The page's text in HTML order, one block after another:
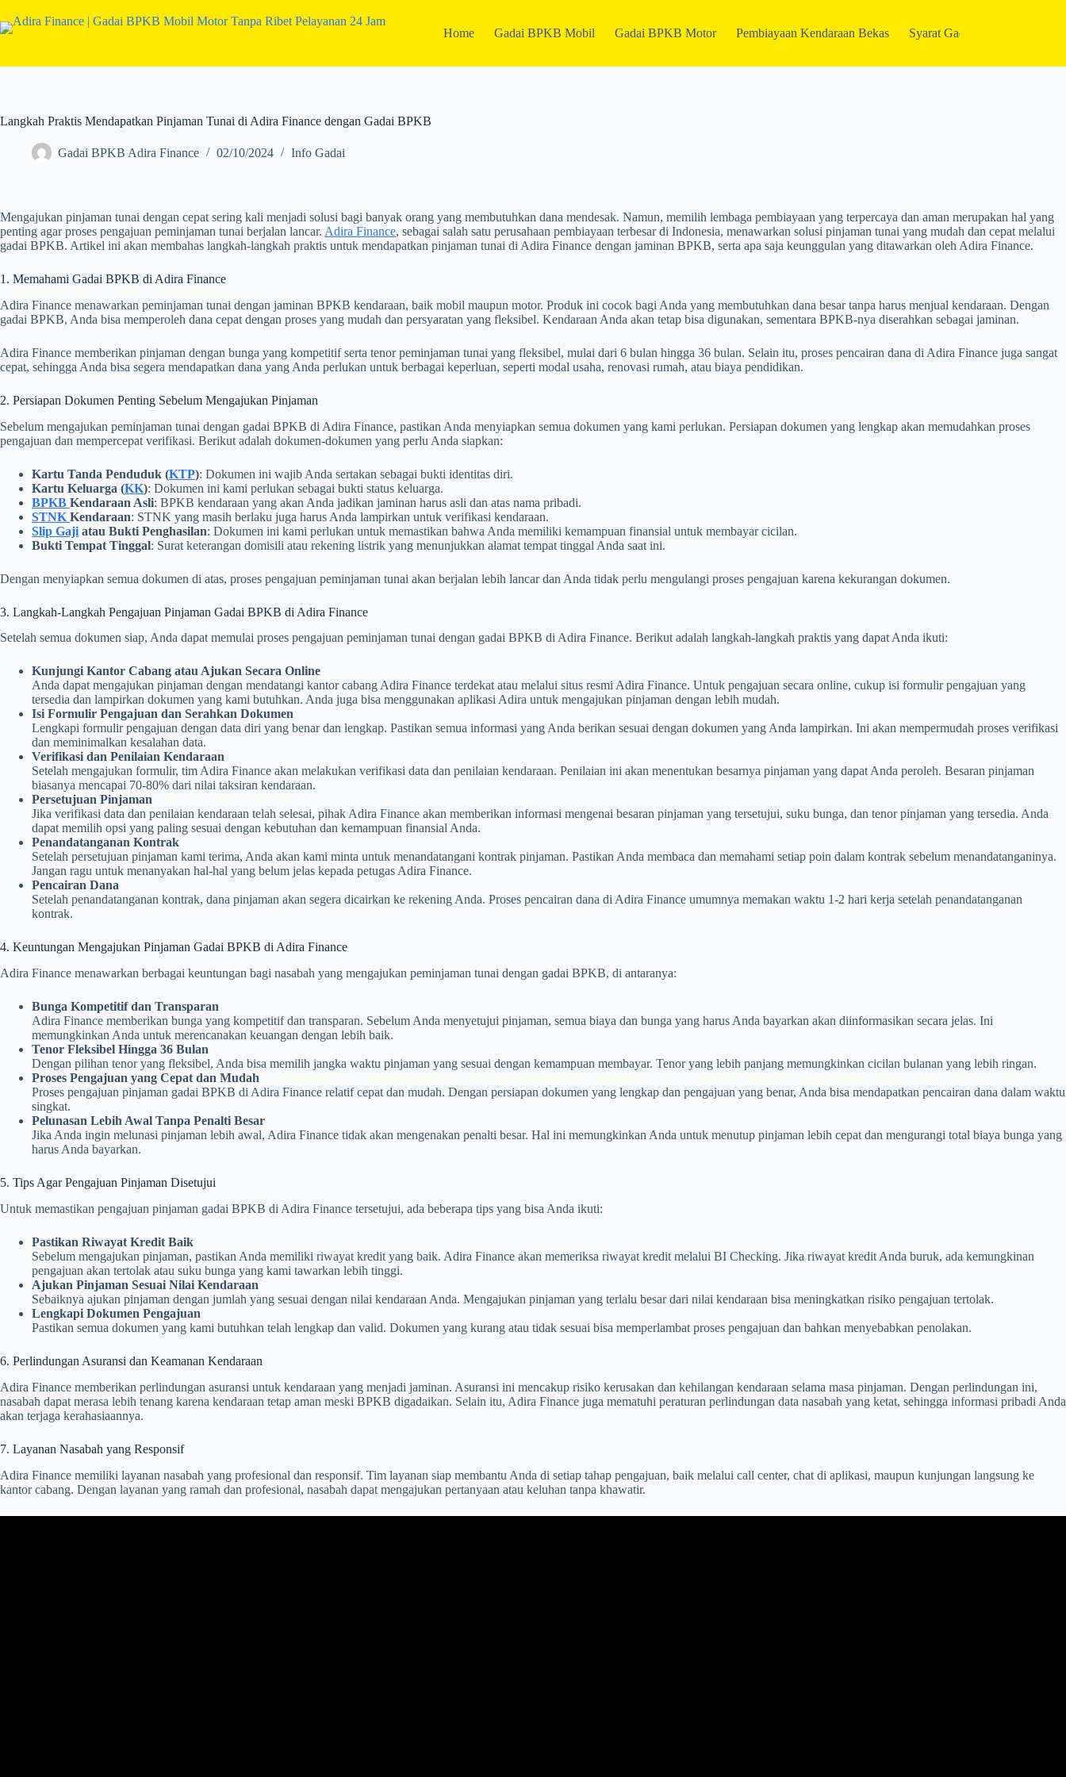
Home Gadai BPKB Mobil Gadai BPKB Motor Pembiayaan Kendaraan Bekas Syarat Gadai BPKB
Langkah Praktis Mendapatkan Pinjaman Tunai di Adira Finance dengan Gadai BPKB
Gadai BPKB Adira Finance 02/10/2024 Info Gadai
Mengajukan pinjaman tunai dengan cepat sering kali menjadi solusi bagi banyak orang yang membutuhkan dana mendesak. Namun, memilih lembaga pembiayaan yang terpercaya dan aman merupakan hal yang
penting agar proses pengajuan peminjaman tunai berjalan lancar. Adira Finance, sebagai salah satu perusahaan pembiayaan terbesar di Indonesia, menawarkan solusi pinjaman tunai yang mudah dan cepat melalui
gadai BPKB. Artikel ini akan membahas langkah-langkah praktis untuk mendapatkan pinjaman tunai di Adira Finance dengan jaminan BPKB, serta apa saja keunggulan yang ditawarkan oleh Adira Finance.
1. Memahami Gadai BPKB di Adira Finance
Adira Finance menawarkan peminjaman tunai dengan jaminan BPKB kendaraan, baik mobil maupun motor. Produk ini cocok bagi Anda yang membutuhkan dana besar tanpa harus menjual kendaraan. Dengan
gadai BPKB, Anda bisa memperoleh dana cepat dengan proses yang mudah dan persyaratan yang fleksibel. Kendaraan Anda akan tetap bisa digunakan, sementara BPKB-nya diserahkan sebagai jaminan.
Adira Finance memberikan pinjaman dengan bunga yang kompetitif serta tenor peminjaman tunai yang fleksibel, mulai dari 6 bulan hingga 36 bulan. Selain itu, proses pencairan dana di Adira Finance juga sangat
cepat, sehingga Anda bisa segera mendapatkan dana yang Anda perlukan untuk berbagai keperluan, seperti modal usaha, renovasi rumah, atau biaya pendidikan.
2. Persiapan Dokumen Penting Sebelum Mengajukan Pinjaman
Sebelum mengajukan peminjaman tunai dengan gadai BPKB di Adira Finance, pastikan Anda menyiapkan semua dokumen yang kami perlukan. Persiapan dokumen yang lengkap akan memudahkan proses
pengajuan dan mempercepat verifikasi. Berikut adalah dokumen-dokumen yang perlu Anda siapkan:
Kartu Tanda Penduduk (KTP): Dokumen ini wajib Anda sertakan sebagai bukti identitas diri.
Kartu Keluarga (KK): Dokumen ini kami perlukan sebagai bukti status keluarga.
BPKB Kendaraan Asli: BPKB kendaraan yang akan Anda jadikan jaminan harus asli dan atas nama pribadi.
STNK Kendaraan: STNK yang masih berlaku juga harus Anda lampirkan untuk verifikasi kendaraan.
Slip Gaji atau Bukti Penghasilan: Dokumen ini kami perlukan untuk memastikan bahwa Anda memiliki kemampuan finansial untuk membayar cicilan.
Bukti Tempat Tinggal: Surat keterangan domisili atau rekening listrik yang menunjukkan alamat tempat tinggal Anda saat ini.
Dengan menyiapkan semua dokumen di atas, proses pengajuan peminjaman tunai akan berjalan lebih lancar dan Anda tidak perlu mengulangi proses pengajuan karena kekurangan dokumen.
3. Langkah-Langkah Pengajuan Pinjaman Gadai BPKB di Adira Finance
Setelah semua dokumen siap, Anda dapat memulai proses pengajuan peminjaman tunai dengan gadai BPKB di Adira Finance. Berikut adalah langkah-langkah praktis yang dapat Anda ikuti:
Kunjungi Kantor Cabang atau Ajukan Secara Online
Anda dapat mengajukan pinjaman dengan mendatangi kantor cabang Adira Finance terdekat atau melalui situs resmi Adira Finance. Untuk pengajuan secara online, cukup isi formulir pengajuan yang
tersedia dan lampirkan dokumen yang kami butuhkan. Anda juga bisa menggunakan aplikasi Adira untuk mengajukan pinjaman dengan lebih mudah.
Isi Formulir Pengajuan dan Serahkan Dokumen
Lengkapi formulir pengajuan dengan data diri yang benar dan lengkap. Pastikan semua informasi yang Anda berikan sesuai dengan dokumen yang Anda lampirkan. Ini akan mempermudah proses verifikasi
dan meminimalkan kesalahan data.
Verifikasi dan Penilaian Kendaraan
Setelah mengajukan formulir, tim Adira Finance akan melakukan verifikasi data dan penilaian kendaraan. Penilaian ini akan menentukan besarnya pinjaman yang dapat Anda peroleh. Besaran pinjaman
biasanya mencapai 70-80% dari nilai taksiran kendaraan.
Persetujuan Pinjaman
Jika verifikasi data dan penilaian kendaraan telah selesai, pihak Adira Finance akan memberikan informasi mengenai besaran pinjaman yang tersetujui, suku bunga, dan tenor pinjaman yang tersedia. Anda
dapat memilih opsi yang paling sesuai dengan kebutuhan dan kemampuan finansial Anda.
Penandatanganan Kontrak
Setelah persetujuan pinjaman kami terima, Anda akan kami minta untuk menandatangani kontrak pinjaman. Pastikan Anda membaca dan memahami setiap poin dalam kontrak sebelum menandatanganinya.
Jangan ragu untuk menanyakan hal-hal yang belum jelas kepada petugas Adira Finance.
Pencairan Dana
Setelah penandatanganan kontrak, dana pinjaman akan segera dicairkan ke rekening Anda. Proses pencairan dana di Adira Finance umumnya memakan waktu 1-2 hari kerja setelah penandatanganan
kontrak.
4. Keuntungan Mengajukan Pinjaman Gadai BPKB di Adira Finance
Adira Finance menawarkan berbagai keuntungan bagi nasabah yang mengajukan peminjaman tunai dengan gadai BPKB, di antaranya:
Bunga Kompetitif dan Transparan
Adira Finance memberikan bunga yang kompetitif dan transparan. Sebelum Anda menyetujui pinjaman, semua biaya dan bunga yang harus Anda bayarkan akan diinformasikan secara jelas. Ini
memungkinkan Anda untuk merencanakan keuangan dengan lebih baik.
Tenor Fleksibel Hingga 36 Bulan
Dengan pilihan tenor yang fleksibel, Anda bisa memilih jangka waktu pinjaman yang sesuai dengan kemampuan membayar. Tenor yang lebih panjang memungkinkan cicilan bulanan yang lebih ringan.
Proses Pengajuan yang Cepat dan Mudah
Proses pengajuan pinjaman gadai BPKB di Adira Finance relatif cepat dan mudah. Dengan persiapan dokumen yang lengkap dan pengajuan yang benar, Anda bisa mendapatkan pencairan dana dalam waktu
singkat.
Pelunasan Lebih Awal Tanpa Penalti Besar
Jika Anda ingin melunasi pinjaman lebih awal, Adira Finance tidak akan mengenakan penalti besar. Hal ini memungkinkan Anda untuk menutup pinjaman lebih cepat dan mengurangi total biaya bunga yang
harus Anda bayarkan.
5. Tips Agar Pengajuan Pinjaman Disetujui
Untuk memastikan pengajuan pinjaman gadai BPKB di Adira Finance tersetujui, ada beberapa tips yang bisa Anda ikuti:
Pastikan Riwayat Kredit Baik
Sebelum mengajukan pinjaman, pastikan Anda memiliki riwayat kredit yang baik. Adira Finance akan memeriksa riwayat kredit melalui BI Checking. Jika riwayat kredit Anda buruk, ada kemungkinan
pengajuan akan tertolak atau suku bunga yang kami tawarkan lebih tinggi.
Ajukan Pinjaman Sesuai Nilai Kendaraan
Sebaiknya ajukan pinjaman dengan jumlah yang sesuai dengan nilai kendaraan Anda. Mengajukan pinjaman yang terlalu besar dari nilai kendaraan bisa meningkatkan risiko pengajuan tertolak.
Lengkapi Dokumen Pengajuan
Pastikan semua dokumen yang kami butuhkan telah lengkap dan valid. Dokumen yang kurang atau tidak sesuai bisa memperlambat proses pengajuan dan bahkan menyebabkan penolakan.
6. Perlindungan Asuransi dan Keamanan Kendaraan
Adira Finance memberikan perlindungan asuransi untuk kendaraan yang menjadi jaminan. Asuransi ini mencakup risiko kerusakan dan kehilangan kendaraan selama masa pinjaman. Dengan perlindungan ini,
nasabah dapat merasa lebih tenang karena kendaraan tetap aman meski BPKB digadaikan. Selain itu, Adira Finance juga mematuhi peraturan perlindungan data nasabah yang ketat, sehingga informasi pribadi Anda
akan terjaga kerahasiaannya.
7. Layanan Nasabah yang Responsif
Adira Finance memiliki layanan nasabah yang profesional dan responsif. Tim layanan siap membantu Anda di setiap tahap pengajuan, baik melalui call center, chat di aplikasi, maupun kunjungan langsung ke
kantor cabang. Dengan layanan yang ramah dan profesional, nasabah dapat mengajukan pertanyaan atau keluhan tanpa khawatir.